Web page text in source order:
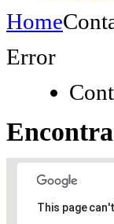
Home
Error
This page